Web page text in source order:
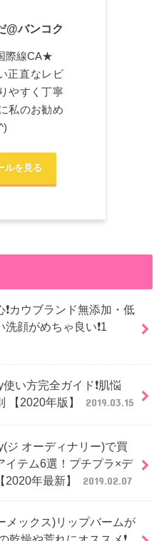
@バンコク
際線CA★
正直なレビ
やすく丁寧
私のお勧め
ルを見る
カウブランド無添加・低
顔がめちゃ良い❗1
い方完全ガイド❗肌悩
【2020年版】
2019.03.15
ジ オーディナリー)で買
イテム6選！プチプラ×デ
2020年最新】
2019.02.07
メックス)リップバームが